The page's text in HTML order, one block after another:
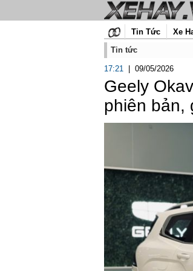
Tin Tức Xe
Tin tức
17:21 09/05/2026
Geely
phiên bản,